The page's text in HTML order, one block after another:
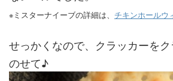
※ミスターナイーブの詳細は、 チキンホールウ
せっかくなので、クラッカーを
のせて♪